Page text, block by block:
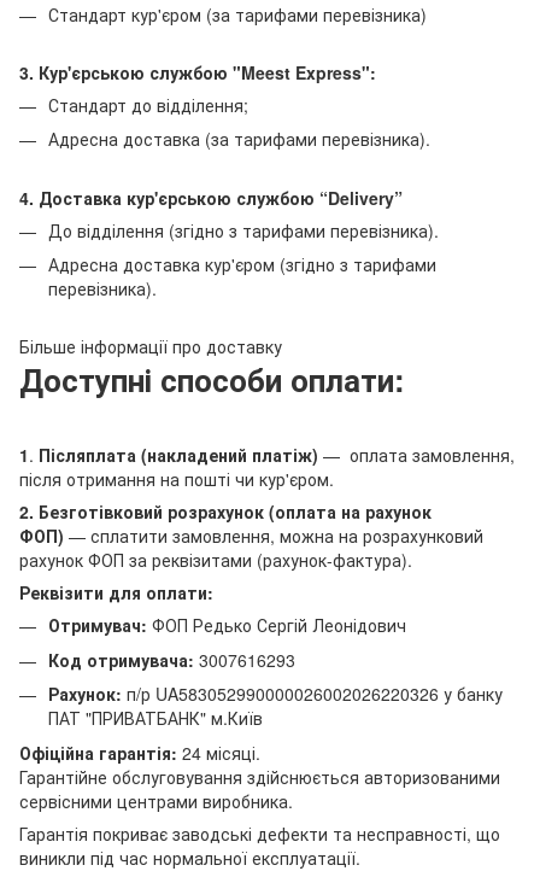
Стандарт кур'єром (за тарифами перевізника)
3. Кур'єрською службою "Meest Express":
Стандарт до відділення;
Адресна доставка (за тарифами перевізника).
4. Доставка кур'єрською службою “Delivery”
До відділення (згідно з тарифами перевізника).
Адресна доставка кур'єром (згідно з тарифами
перевізника).
Більше інформації про доставку
Доступні способи оплати:
1. Післяплата (накладений платіж) — оплата замовлення,
після отримання на пошті чи кур'єром.
2. Безготівковий розрахунок (оплата на рахунок
ФОП) — сплатити замовлення, можна на розрахунковий
рахунок ФОП за реквізитами (рахунок-фактура).
Реквізити для оплати:
Отримувач: ФОП Редько Сергій Леонідович
Код отримувача: 3007616293
Рахунок: п/р UA583052990000026002026220326 у банку
ПАТ "ПРИВАТБАНК" м.Київ
Офіційна гарантія: 24 місяці.
Гарантійне обслуговування здійснюється авторизованими
сервісними центрами виробника.
Гарантія покриває заводські дефекти та несправності, що
виникли під час нормальної експлуатації.